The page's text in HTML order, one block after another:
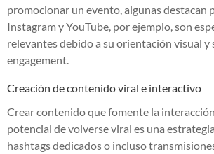
promocionar un evento, algunas destacan
Instagram y YouTube, por ejemplo, son
relevantes debido a su orientación visual
engagement.
Creación de contenido viral e interactivo
Crear contenido que fomente la
potencial de volverse viral es una
hashtags dedicados o incluso